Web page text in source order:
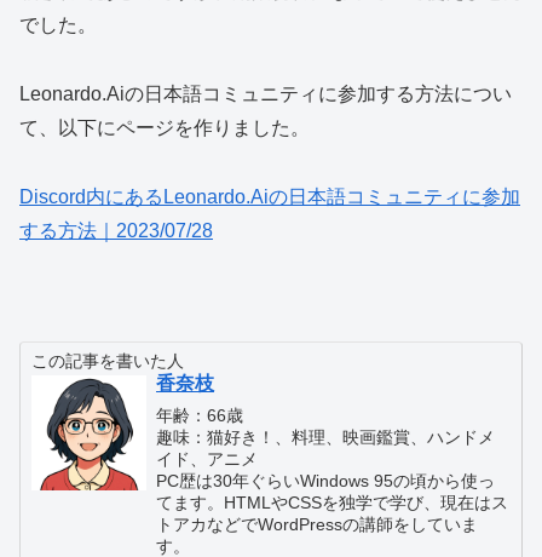
でした。
Leonardo.Aiの日本語コミュニティに参加する方法につい
て、以下にページを作りました。
Discord内にあるLeonardo.Aiの日本語コミュニティに参加
する方法｜2023/07/28
この記事を書いた人
香奈枝
年齢：66歳
趣味：猫好き！、料理、映画鑑賞、ハンドメ
イド、アニメ
PC歴は30年ぐらいWindows 95の頃から使っ
てます。HTMLやCSSを独学で学び、現在はス
トアカなどでWordPressの講師をしていま
す。